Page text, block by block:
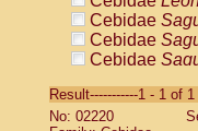
Cebidae
Cebidae
Cebidae
Cebidae
Cebidae
Result-----------1 - 1 of 1
No: 02220